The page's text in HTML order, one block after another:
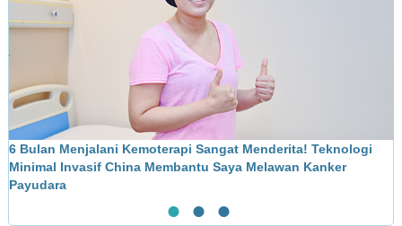
6 Bulan Menjalani Kemoterapi Sangat Menderita! Teknologi
Minimal Invasif China Membantu Saya Melawan Kanker
Payudara
● ● ●